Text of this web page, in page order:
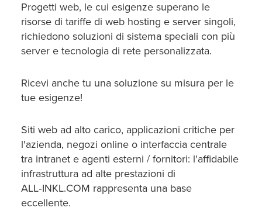
Progetti web, le cui esigenze superano le
risorse di tariffe di web hosting e server singoli,
richiedono soluzioni di sistema speciali con più
server e tecnologia di rete personalizzata.
Ricevi anche tu una soluzione su misura per le
tue esigenze!
Siti web ad alto carico, applicazioni critiche per
l'azienda, negozi online o interfaccia centrale
tra intranet e agenti esterni / fornitori: l'affidabile
infrastruttura ad alte prestazioni di
ALL‑INKL.COM rappresenta una base
eccellente.